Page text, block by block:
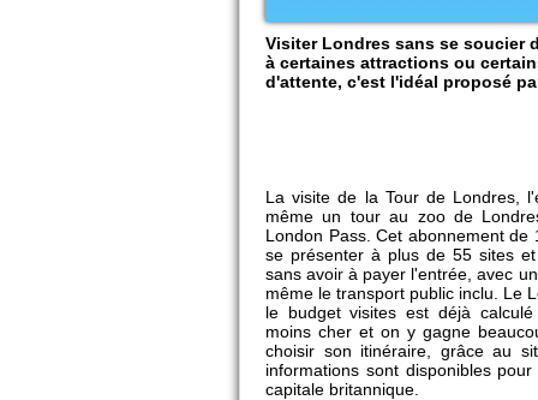
Visiter Londres sans se soucier
à certaines attractions ou
d'attente, c'est l'idéal proposé
La visite de la Tour de Londres,
même un tour au zoo de
London Pass. Cet abonnement
se présenter à plus de 55 sites
sans avoir à payer l'entrée, avec
même le transport public inclu. Le
le budget visites est déjà
moins cher et on y gagne
choisir son itinéraire, grâce au
informations sont disponibles
capitale britannique.